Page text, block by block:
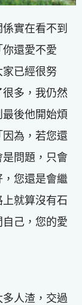
實在看不到
還愛不愛
已經很努
多，我仍然
後他開始煩
為，若您還
問題，只會
您還是會繼
就算沒有石
己，您的愛
人渣，交過